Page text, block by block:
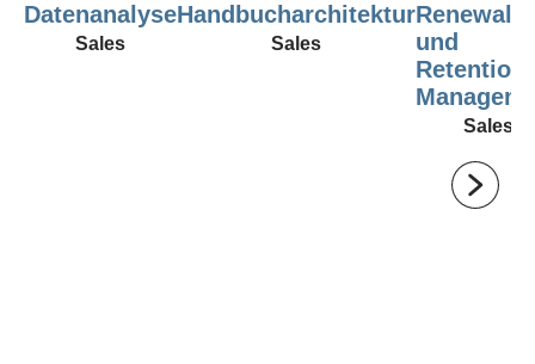
Datenanalyse
Sales
Handbucharchitektur
Sales
Renewal-
und
Retention-
Sales